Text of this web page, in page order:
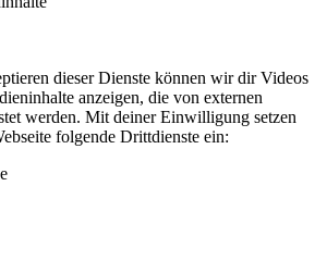
dieser Dienste können wir dir Videos
anzeigen, die von externen
werden. Mit deiner Einwilligung setzen
folgende Drittdienste ein: